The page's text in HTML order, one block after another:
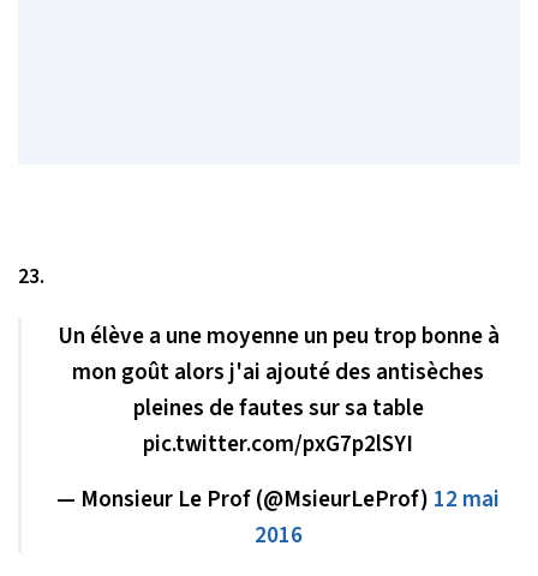
23.
Un élève a une moyenne un peu trop bonne à
mon goût alors j'ai ajouté des antisèches
pleines de fautes sur sa table
pic.twitter.com/pxG7p2lSYI
— Monsieur Le Prof (@MsieurLeProf) 12 mai
2016